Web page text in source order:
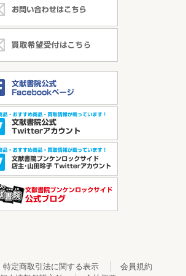
特定商取引法に関する表示
会員規約